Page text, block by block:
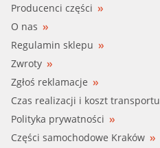
Producenci części
O nas
Regulamin sklepu
Zwroty
Zgłoś reklamacje
Czas realizacji i koszt transportu
Polityka prywatności
Części samochodowe Kraków